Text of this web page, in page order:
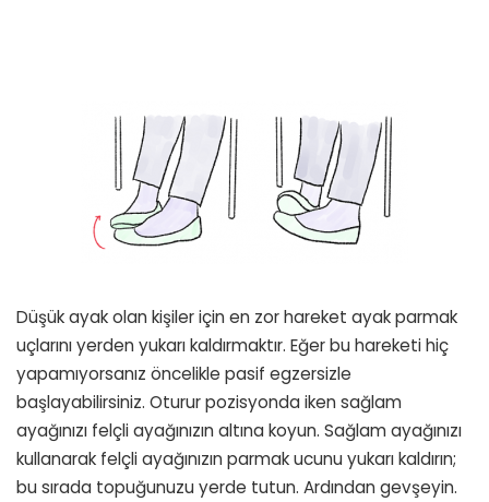
Düşük ayak olan kişiler için en zor hareket ayak parmak
uçlarını yerden yukarı kaldırmaktır. Eğer bu hareketi hiç
yapamıyorsanız öncelikle pasif egzersizle
başlayabilirsiniz. Oturur pozisyonda iken sağlam
ayağınızı felçli ayağınızın altına koyun. Sağlam ayağınızı
kullanarak felçli ayağınızın parmak ucunu yukarı kaldırın;
bu sırada topuğunuzu yerde tutun. Ardından gevşeyin.